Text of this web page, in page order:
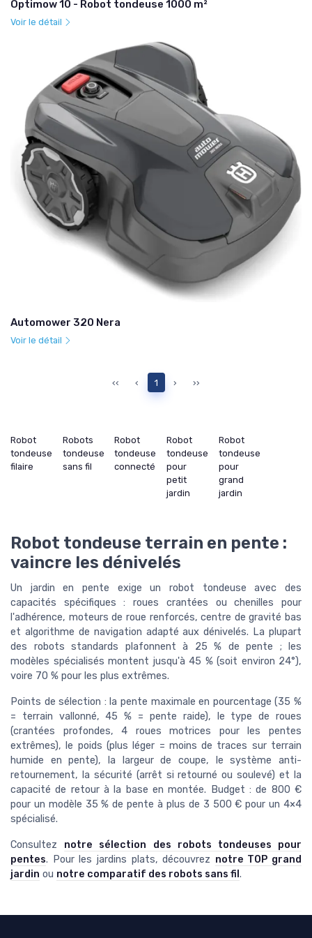
Optimow 10 - Robot tondeuse 1000 m²
Voir le détail
Automower 320 Nera
Voir le détail
‹‹ ‹ 1 › ››
Robot
tondeuse
filaire
Robots
tondeuse
sans fil
Robot
tondeuse
connecté
Robot
tondeuse
pour
petit
jardin
Robot
tondeuse
pour
grand
jardin
Robot tondeuse terrain en pente :
vaincre les dénivelés
Un jardin en pente exige un robot tondeuse avec des
capacités spécifiques : roues crantées ou chenilles pour
l'adhérence, moteurs de roue renforcés, centre de gravité bas
et algorithme de navigation adapté aux dénivelés. La plupart
des robots standards plafonnent à 25 % de pente ; les
modèles spécialisés montent jusqu'à 45 % (soit environ 24°),
voire 70 % pour les plus extrêmes.
Points de sélection : la pente maximale en pourcentage (35 %
= terrain vallonné, 45 % = pente raide), le type de roues
(crantées profondes, 4 roues motrices pour les pentes
extrêmes), le poids (plus léger = moins de traces sur terrain
humide en pente), la largeur de coupe, le système anti-
retournement, la sécurité (arrêt si retourné ou soulevé) et la
capacité de retour à la base en montée. Budget : de 800 €
pour un modèle 35 % de pente à plus de 3 500 € pour un 4×4
spécialisé.
Consultez notre sélection des robots tondeuses pour
pentes. Pour les jardins plats, découvrez notre TOP grand
jardin ou notre comparatif des robots sans fil .